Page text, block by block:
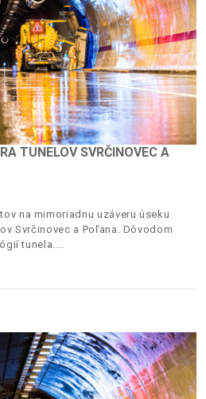
TUNELOV SVRČINOVEC A
na mimoriadnu uzáveru úseku
Svrčinovec a Poľana. Dôvodom
tunela.